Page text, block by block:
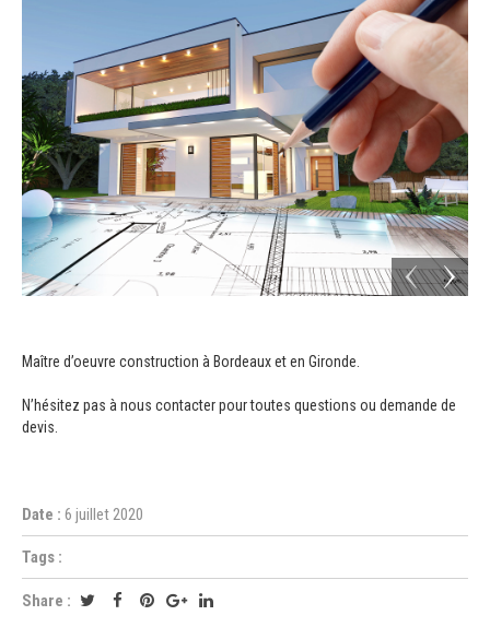
Maître d’oeuvre construction à Bordeaux et en Gironde.
N’hésitez pas à nous contacter pour toutes questions ou demande de
devis.
Date : 6 juillet 2020
Tags :
Share :